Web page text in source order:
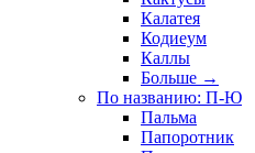
Калатея
Кодиеум
Каллы
Больше →
По названию: П-Ю
Пальма
Папоротник